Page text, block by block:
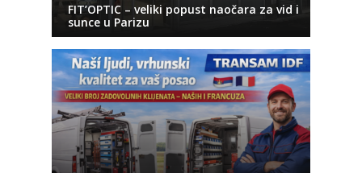
FIT’OPTIC – veliki popust naočara za vid i
sunce u Parizu